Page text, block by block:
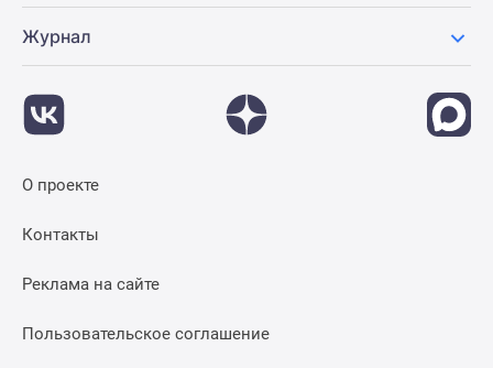
Журнал
О проекте
Контакты
Реклама на сайте
Пользовательское соглашение